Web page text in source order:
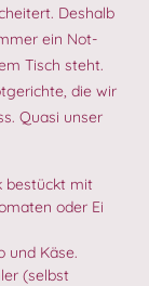
Deshalb
ein Not-
Tisch steht.
die wir
Quasi unser
bestückt mit
oder Ei
und Käse.
(selbst